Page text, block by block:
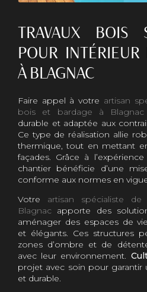
TRAVAUX BOIS
POUR INTÉRIEUR
À BLAGNAC
Faire appel à votre artisan
bois et bardage à Blagnac
durable et adaptée aux
Ce type de réalisation allie
thermique, tout en mettant
façades. Grâce à
chantier bénéficie d’une
conforme aux normes en
Votre artisan spécialiste
Blagnac apporte des
aménager des espaces de
et élégants. Ces structures
zones d’ombre et de
avec leur environnement.
projet avec soin pour garantir
et durable.